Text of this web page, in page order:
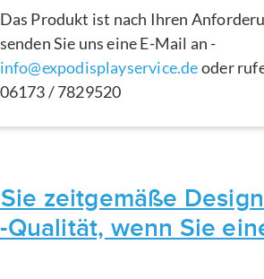
Das Produkt ist nach Ihren
senden Sie uns eine E-Mail an -
info@expodisplayservice.deoder
06173 / 7829520
zeitgemäße
Qualität, wenn Sie